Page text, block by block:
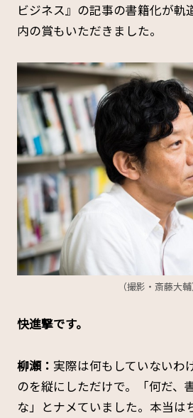
ビジネス』の記事の書籍化が軌
内の賞もいただきました。
（撮影・斎藤大輔
――快進撃です。
柳瀬： 実際は何もしていないわ
のを縦にしただけで。「何だ、
な」とナメていました。本当は